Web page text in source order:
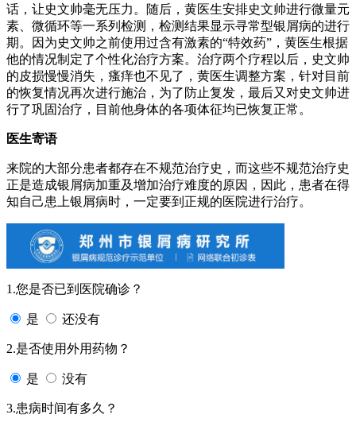
话，让史文帅毫无压力。随后，黄医生安排史文帅进行微量元
素、微循环等一系列检测，检测结果显示寻常型银屑病的进行
期。因为史文帅之前使用过含有激素的“特效药”，黄医生根据
他的情况制定了个性化治疗方案。治疗两个疗程以后，史文帅
的皮损慢慢消失，瘙痒也不见了，黄医生调整方案，针对目前
的恢复情况再次进行施治，为了防止复发，最后又对史文帅进
行了巩固治疗，目前他身体的各项体征均已恢复正常。
医生寄语
来院的大部分患者都存在不规范治疗史，而这些不规范治疗史
正是造成银屑病加重及增加治疗难度的原因，因此，患者在得
知自己患上银屑病时，一定要到正规的医院进行治疗。
1.您是否已到医院确诊？
是 还没有
2.是否使用外用药物？
是 没有
3.患病时间有多久？